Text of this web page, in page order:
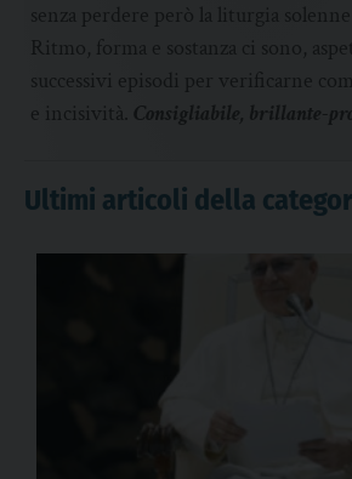
senza perdere però la liturgia solenne
Ritmo, forma e sostanza ci sono,
successivi episodi per verificarne
e incisività. Consigliabile, brillante-
Ultimi articoli della